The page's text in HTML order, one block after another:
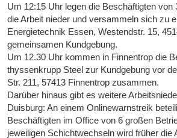
Um 12:15 Uhr legen die Beschäftigten von
die Arbeit nieder und versammeln sich zu
Energietechnik Essen, Westendstr. 15,
gemeinsamen Kundgebung.
Um 12.30 Uhr kommen in Finnentrop die
thyssenkrupp Steel zur Kundgebung vor
Str. 211, 57413 Finnentrop zusammen.
Darüber hinaus gibt es weitere
Duisburg: An einem Onlinewarnstreik
Beschäftigten im Office von 6 großen
jeweiligen Schichtwechseln wird früher die